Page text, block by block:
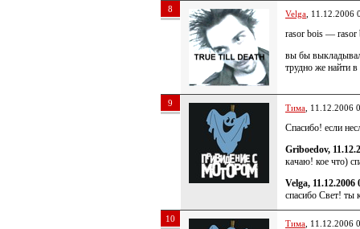
8 Velga , 11.12.2006
rasor bois — rasor
вы бы
трудно же найти в
9 Тима , 11.12.2006
Спасибо! если
Griboedov,
качаю! кое что)
Velga, 11.12.2006
спасибо Свет! ты
10 Тима , 11.12.2006